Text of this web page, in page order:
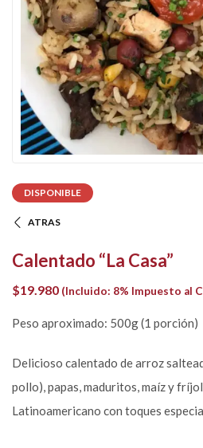
DISPONIBLE
ATRAS
Calentado “La Casa”
$19.980 (Incluido: 8% Impuesto al
Peso aproximado: 500g (1 porción)
Delicioso calentado de arroz
pollo), papas, maduritos, maíz y
Latinoamericano con toques